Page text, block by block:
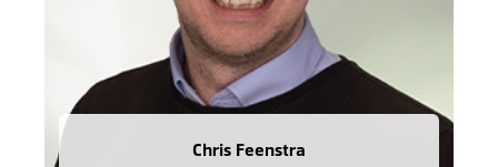
Chris Feenstra